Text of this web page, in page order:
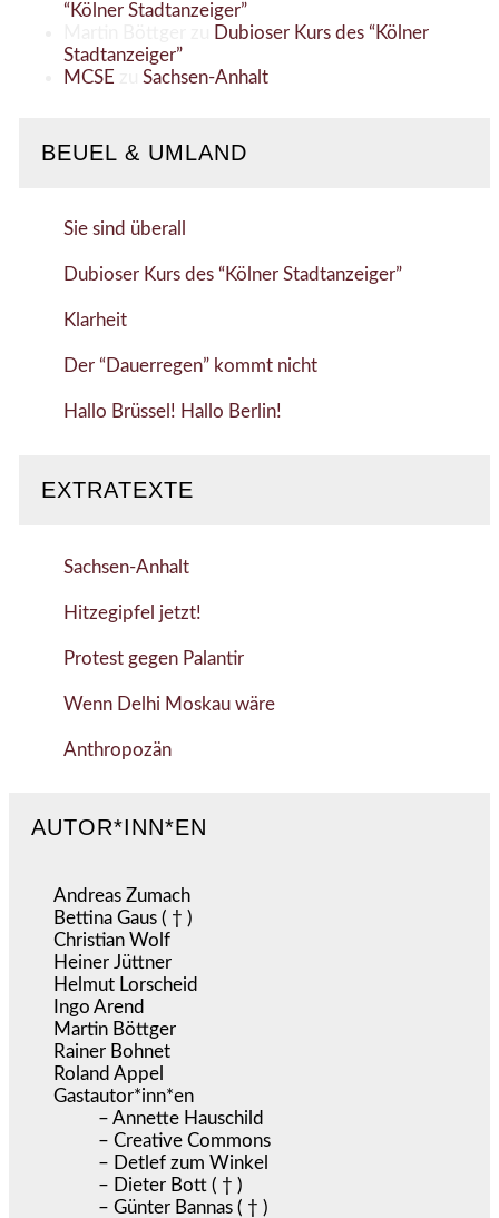
“Kölner Stadtanzeiger”
Dubioser Kurs des “Kölner
Stadtanzeiger”
MCSE
Sachsen-Anhalt
BEUEL & UMLAND
Sie sind überall
Dubioser Kurs des “Kölner Stadtanzeiger”
Klarheit
Der “Dauerregen” kommt nicht
Hallo Brüssel! Hallo Berlin!
EXTRATEXTE
Sachsen-Anhalt
Hitzegipfel jetzt!
Protest gegen Palantir
Wenn Delhi Moskau wäre
Anthropozän
AUTOR*INN*EN
Andreas Zumach
Bettina Gaus ( † )
Christian Wolf
Heiner Jüttner
Helmut Lorscheid
Ingo Arend
Martin Böttger
Rainer Bohnet
Roland Appel
Gastautor*inn*en
– Annette Hauschild
– Creative Commons
– Detlef zum Winkel
– Dieter Bott ( † )
– Günter Bannas ( † )